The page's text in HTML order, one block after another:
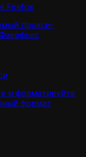
Firefox
прокси-
и форматируйте
формат